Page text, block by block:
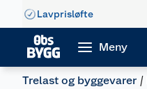
Lavprisløfte
Meny
Trelast og byggevarer